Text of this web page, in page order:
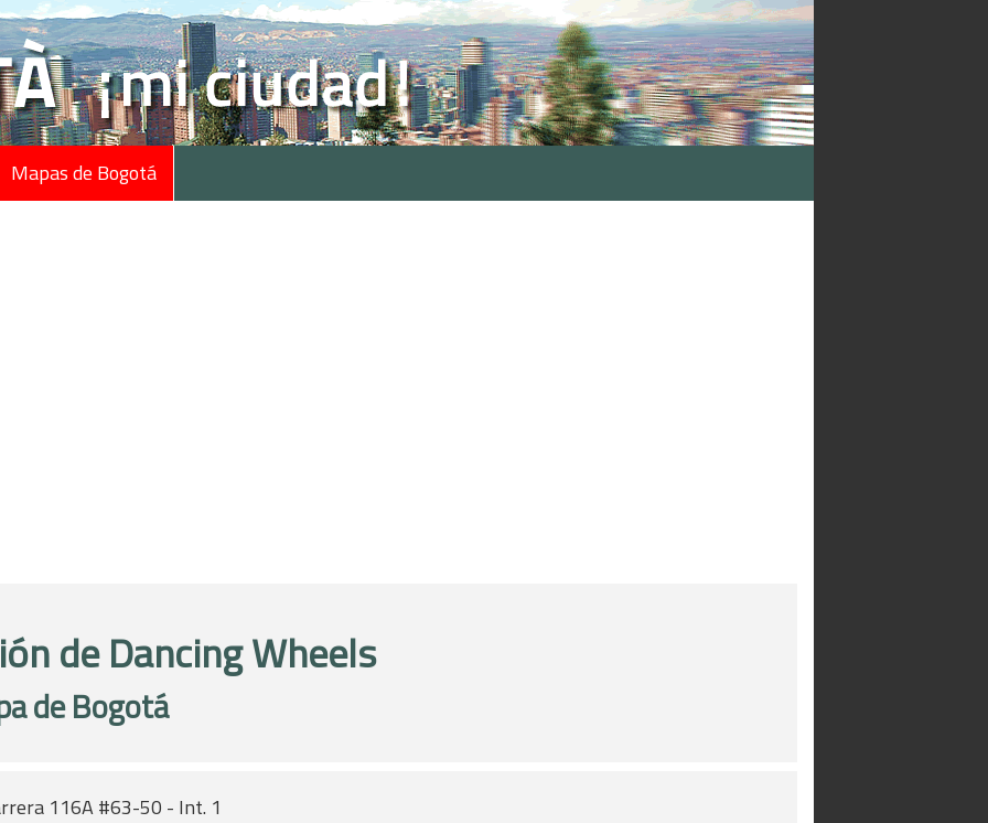
Mapas de Bogotá
de Dancing Wheels
de Bogotá
116A #63-50 - Int. 1